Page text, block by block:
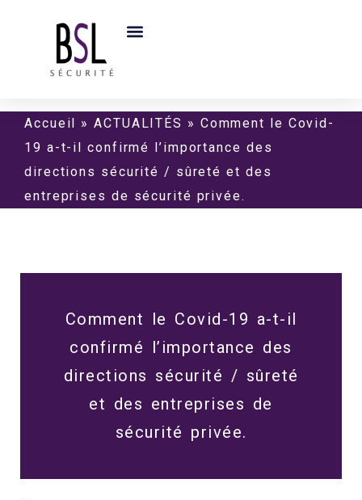
Accueil »ACTUALITÉS » Comment le Covid-
19 a-t-il confirmé l’importance des
directions sécurité / sûreté et des
entreprises de sécurité privée.
Comment le Covid-19 a-t-il
confirmé l’importance des
directions sécurité / sûreté
et des entreprises de
sécurité privée.